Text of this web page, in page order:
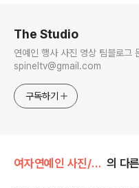
The Studio
연예인 행사 사진 영상 팀블로그 문의 -
spineltv@gmail.com
구독하기
여자연예인 사진/프리스틴 의 다